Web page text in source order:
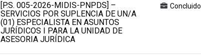
[P.S. 005-2026-MIDIS-PNPDS] –
SERVICIOS POR SUPLENCIA DE UN/A
(01) ESPECIALISTA EN ASUNTOS
JURÍDICOS I PARA LA UNIDAD DE
ASESORIA JURÍDICA
Concluido